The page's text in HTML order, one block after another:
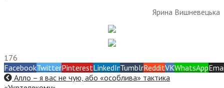
Ярина Вишневецька
176
FacebookTwitterPinterestLinkedInTumblrRedditVKWhatsApp
Алло – я вас не чую, або «особлива» тактика